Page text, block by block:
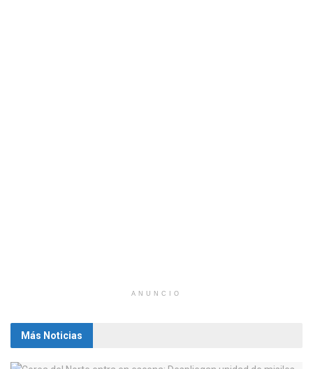
ANUNCIO
Más Noticias